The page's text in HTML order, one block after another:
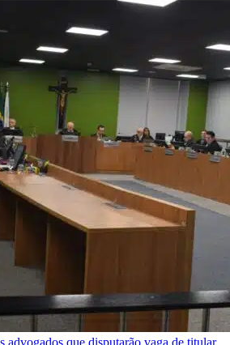
advogados que disputarão vaga de titular